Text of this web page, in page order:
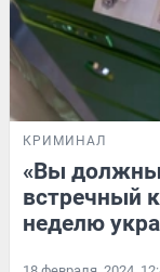
КРИМИНАЛ
«Вы
встречный
неделю